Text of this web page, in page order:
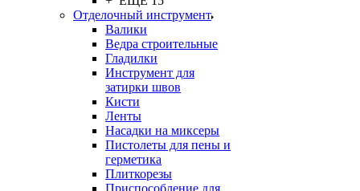
Отделочный инструмент
Валики
Ведра строительные
Гладилки
Инструмент для
затирки швов
Кисти
Ленты
Насадки на миксеры
Пистолеты для пены и
герметика
Плиткорезы
Приспособление для